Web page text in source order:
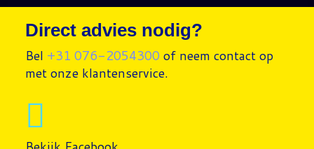
Direct advies nodig?
Bel +31 076-2054300 of neem contact op
met onze klantenservice.